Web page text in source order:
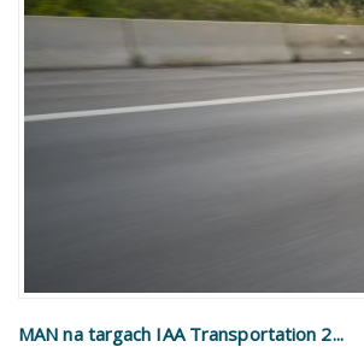
MAN na targach IAA Transportation 2...